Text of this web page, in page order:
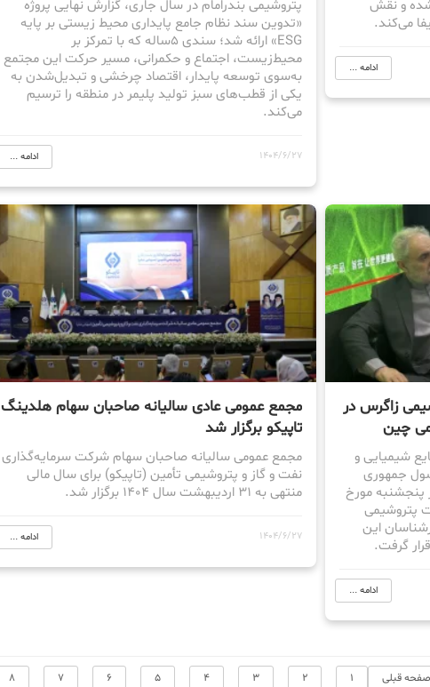
و نقش
می‌کند.
ادامه ...
پتروشیمی بندرامام در سال جاری، گزارش نهایی پروژه
«تدوین سند نظام جامع پایداری محیط زیستی بر پایه
ESG» ارائه شد؛ سندی ۵ساله که با تمرکز بر
محیط‌زیست، اجتماع و حکمرانی، مسیر حرکت این مجتمع
به‌سوی توسعه پایدار، اقتصاد چرخشی و تبدیل‌شدن به
یکی از قطب‌های سبز تولید پلیمر در منطقه را ترسیم
می‌کند.
1404/6/27 ادامه ...
زاگرس در
چین
شیمیایی و
جمهوری
پنجشنبه مورخ
پتروشیمی
این
گرفت.
ادامه ...
مجمع عمومی عادی سالیانه صاحبان سهام هلدینگ
تاپیکو برگزار شد
مجمع عمومی سالیانه صاحبان سهام شرکت سرمایه‌گذاری
نفت و گاز و پتروشیمی تأمین (تاپیکو) برای سال مالی
منتهی به 31 اردیبهشت سال 1404 برگزار شد.
1404/6/27 ادامه ...
صفحه قبلی 1
2
3
4
5
6
7
8